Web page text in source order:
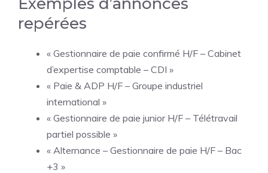
repérées
« Gestionnaire de paie confirmé H/F – Cabinet
d’expertise comptable – CDI »
« Paie & ADP H/F – Groupe industriel
international »
« Gestionnaire de paie junior H/F – Télétravail
partiel possible »
« Alternance – Gestionnaire de paie H/F – Bac
+3 »